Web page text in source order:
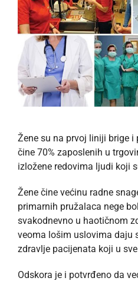
Žene su na prvoj liniji brige i
čine 70% zaposlenih u
izložene redovima ljudi koji
Žene čine većinu radne
primarnih pružalaca nege
svakodnevno u haotičnom
veoma lošim uslovima daju
zdravlje pacijenata koji u
Odskora je i potvrđeno da